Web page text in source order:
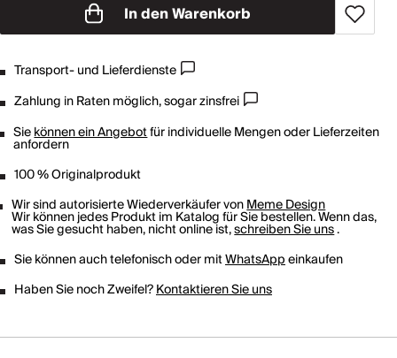
In den Warenkorb
Transport- und Lieferdienste
Zahlung in Raten möglich, sogar zinsfrei
Siekönnen ein Angebotfür individuelle Mengen oder Lieferzeiten
anfordern
100 % Originalprodukt
Wir sind autorisierte Wiederverkäufer vonMeme Design
Wir können jedes Produkt im Katalog für Sie bestellen. Wenn das,
was Sie gesucht haben, nicht online ist,schreiben Sie uns.
Sie können auch telefonisch oder mitWhatsAppeinkaufen
Haben Sie noch Zweifel?Kontaktieren Sie uns